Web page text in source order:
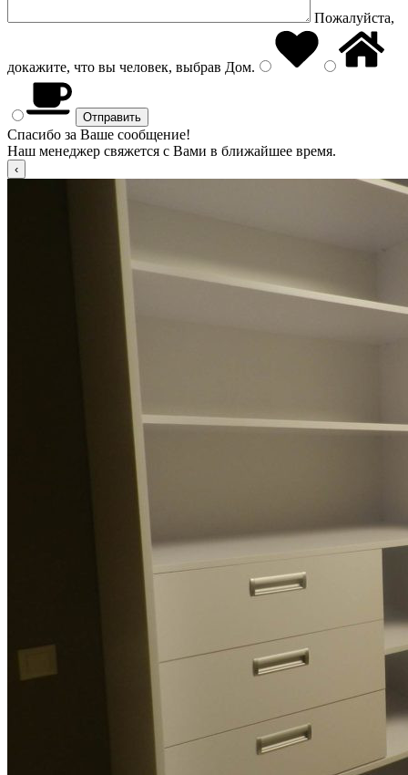
Пожалуйста,
докажите, что вы человек, выбрав Дом.
Спасибо за Ваше сообщение!
Наш менеджер свяжется с Вами в ближайшее время.